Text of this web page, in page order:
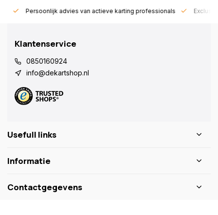
Persoonlijk advies van actieve karting professionals
Klantenservice
0850160924
info@dekartshop.nl
Usefull links
Informatie
Contactgegevens